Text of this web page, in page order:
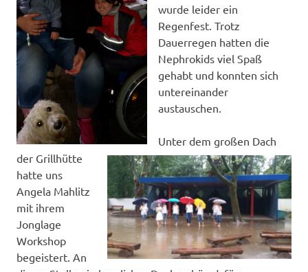
wurde leider ein
Regenfest. Trotz
Dauerregen hatten die
Nephrokids viel Spaß
gehabt und konnten sich
untereinander
austauschen.
Unter dem großen Dach
der Grillhütte
hatte uns
Angela Mahlitz
mit ihrem
Jonglage
Workshop
begeistert. An